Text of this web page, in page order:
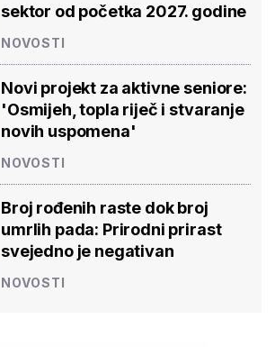
sektor od početka 2027. godine
NOVOSTI
Novi projekt za aktivne seniore:
'Osmijeh, topla riječ i stvaranje
novih uspomena'
NOVOSTI
Broj rođenih raste dok broj
umrlih pada: Prirodni prirast
svejedno je negativan
NOVOSTI